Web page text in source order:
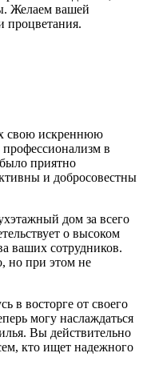
Желаем вашей
процветания.
свою искреннюю
профессионализм в
приятно
и добросовестны
дом за всего
о высоком
ваших сотрудников.
но при этом не
в восторге от своего
могу наслаждаться
Вы действительно
кто ищет надежного